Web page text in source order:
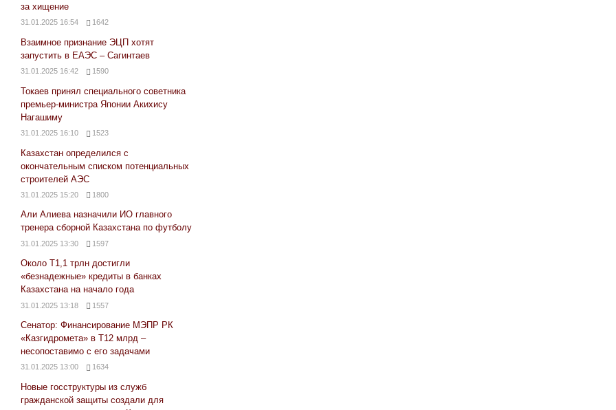
за хищение
31.01.2025 16:54 1642
Взаимное признание ЭЦП хотят
запустить в ЕАЭС – Сагинтаев
31.01.2025 16:42 1590
Токаев принял специального советника
премьер-министра Японии Акихису
Нагашиму
31.01.2025 16:10 1523
Казахстан определился с
окончательным списком потенциальных
строителей АЭС
31.01.2025 15:20 1800
Али Алиева назначили ИО главного
тренера сборной Казахстана по футболу
31.01.2025 13:30 1597
Около Т1,1 трлн достигли
«безнадежные» кредиты в банках
Казахстана на начало года
31.01.2025 13:18 1557
Сенатор: Финансирование МЭПР РК
«Казгидромета» в Т12 млрд –
несопоставимо с его задачами
31.01.2025 13:00 1634
Новые госструктуры из служб
гражданской защиты создали для